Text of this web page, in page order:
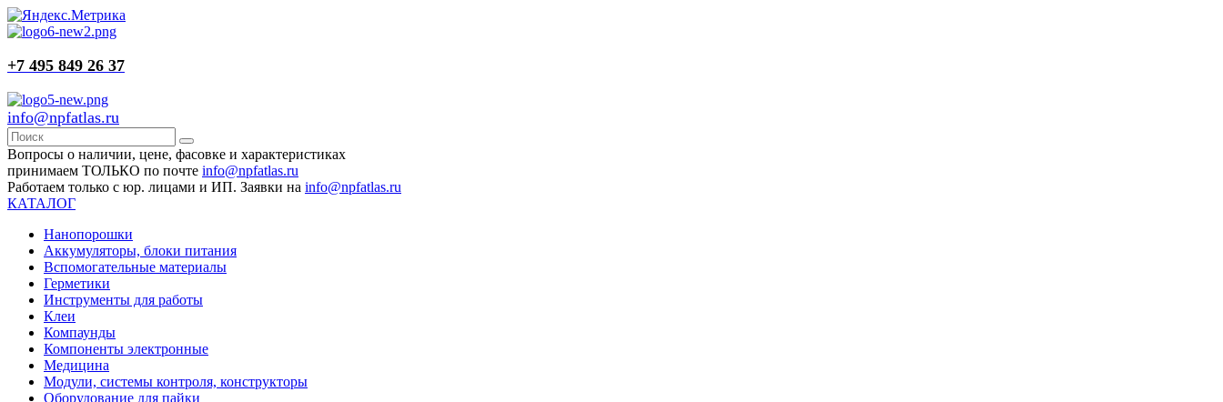
+7 495 849 26 37
info@npfatlas.ru
Вопросы о наличии, цене, фасовке и характеристиках
принимаем ТОЛЬКО по почте info@npfatlas.ru
Работаем только с юр. лицами и ИП. Заявки на info@npfatlas.ru
КАТАЛОГ
Нанопорошки
Аккумуляторы, блоки питания
Вспомогательные материалы
Герметики
Инструменты для работы
Клеи
Компаунды
Компоненты электронные
Медицина
Модули, системы контроля, конструкторы
Оборудование для пайки